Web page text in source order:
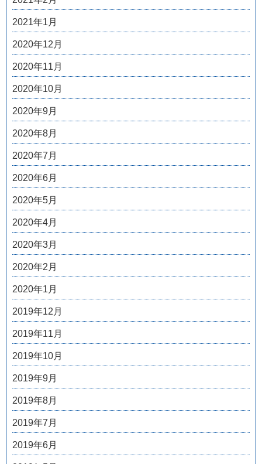
2021年1月
2020年12月
2020年11月
2020年10月
2020年9月
2020年8月
2020年7月
2020年6月
2020年5月
2020年4月
2020年3月
2020年2月
2020年1月
2019年12月
2019年11月
2019年10月
2019年9月
2019年8月
2019年7月
2019年6月